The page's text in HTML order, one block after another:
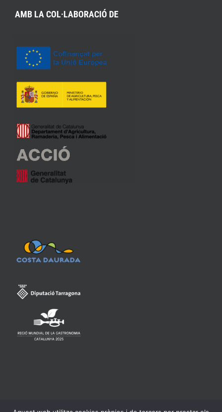
AMB LA COL·LABORACIÓ DE